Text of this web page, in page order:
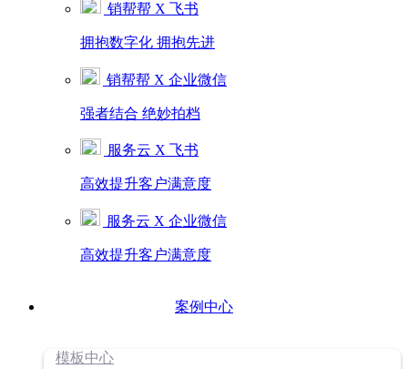
销帮帮 X 飞书
拥抱数字化 拥抱先进
销帮帮 X 企业微信
强者结合 绝妙拍档
服务云 X 飞书
高效提升客户满意度
服务云 X 企业微信
高效提升客户满意度
案例中心
模板中心